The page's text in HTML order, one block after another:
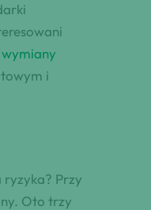
i
ryzyka? Przy
Oto trzy